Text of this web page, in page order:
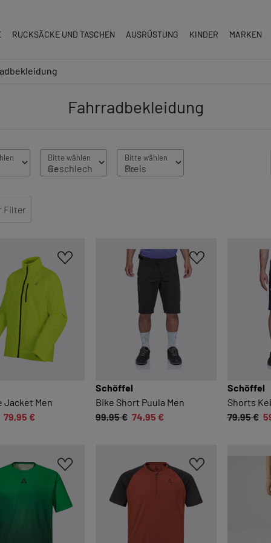
RUCKSÄCKE UND TASCHEN AUSRÜSTUNG KINDER MARKEN
Fahrradbekleidung
Filter
Jacket Men
79,95 €
Schöffel
Bike Short Puula Men
99,95 € 74,95 €
Schöffel
Shorts
79,95 €